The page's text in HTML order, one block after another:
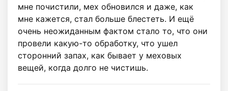
мне почистили, мех обновился и даже, как
мне кажется, стал больше блестеть. И ещё
очень неожиданным фактом стало то, что они
провели какую-то обработку, что ушел
сторонний запах, как бывает у меховых